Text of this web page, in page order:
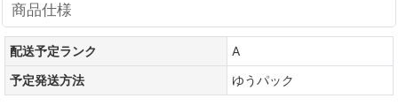
商品仕様
配送予定ランク
A
予定発送方法
ゆうパック